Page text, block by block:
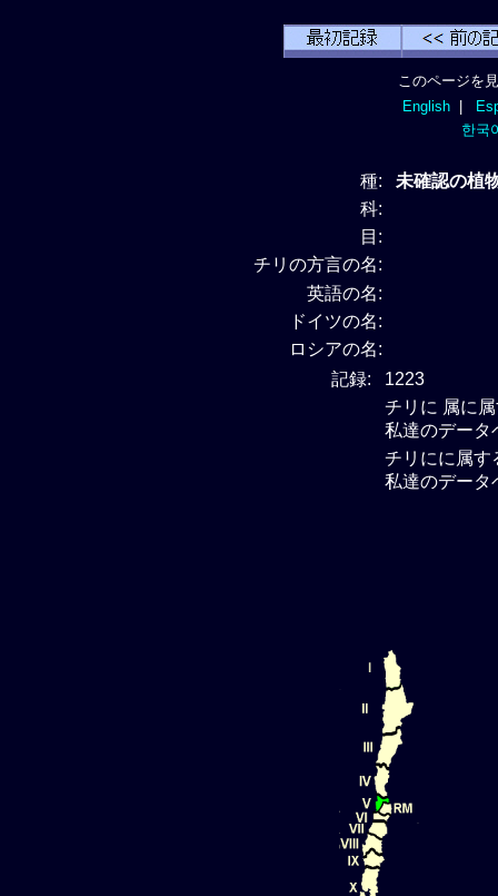
このページを
English|
한국
種:
未確認の植
科:
目:
チリの方言の名:
英語の名:
ドイツの名:
ロシアの名:
記録:
1223
チリに 属に
私達のデータ
チリにに属す
私達のデータ